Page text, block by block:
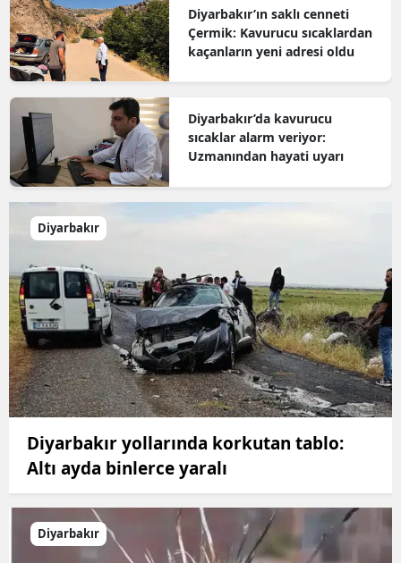
Diyarbakır’ın saklı cenneti
Çermik: Kavurucu sıcaklardan
kaçanların yeni adresi oldu
Diyarbakır’da kavurucu
sıcaklar alarm veriyor:
Uzmanından hayati uyarı
Diyarbakır
Diyarbakır yollarında korkutan tablo:
Altı ayda binlerce yaralı
Diyarbakır